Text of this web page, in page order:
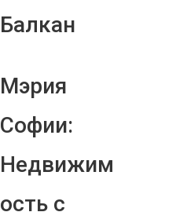
Балкан
Мэрия
Софии:
Недвижим
ость с